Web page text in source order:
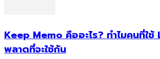
Keep Memo คืออะไร? ทำไมคนที่ใช้
พลาดที่จะใช้กัน